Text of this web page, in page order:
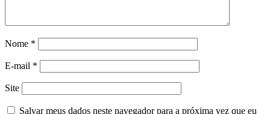
Nome *
E-mail *
Site
Salvar meus dados neste navegador para a próxima vez que eu